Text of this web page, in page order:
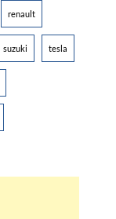
renault
suzuki tesla